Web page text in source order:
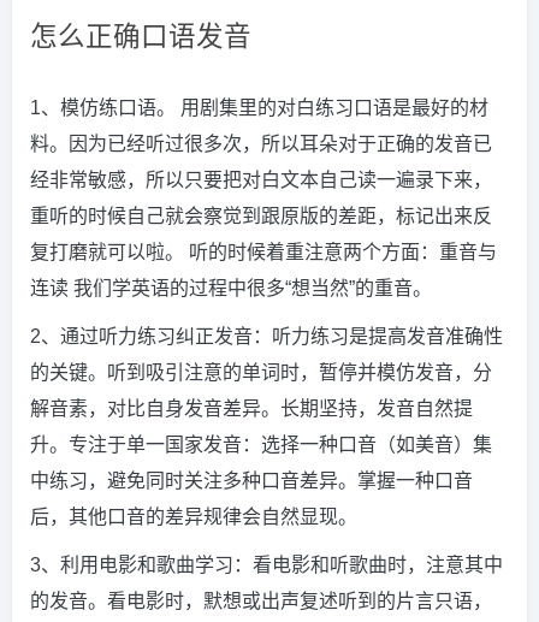
怎么正确口语发音
1、模仿练口语。 用剧集里的对白练习口语是最好的材
料。因为已经听过很多次，所以耳朵对于正确的发音已
经非常敏感，所以只要把对白文本自己读一遍录下来，
重听的时候自己就会察觉到跟原版的差距，标记出来反
复打磨就可以啦。 听的时候着重注意两个方面：重音与
连读 我们学英语的过程中很多“想当然”的重音。
2、通过听力练习纠正发音：听力练习是提高发音准确性
的关键。听到吸引注意的单词时，暂停并模仿发音，分
解音素，对比自身发音差异。长期坚持，发音自然提
升。专注于单一国家发音：选择一种口音（如美音）集
中练习，避免同时关注多种口音差异。掌握一种口音
后，其他口音的差异规律会自然显现。
3、利用电影和歌曲学习：看电影和听歌曲时，注意其中
的发音。看电影时，默想或出声复述听到的片言只语，